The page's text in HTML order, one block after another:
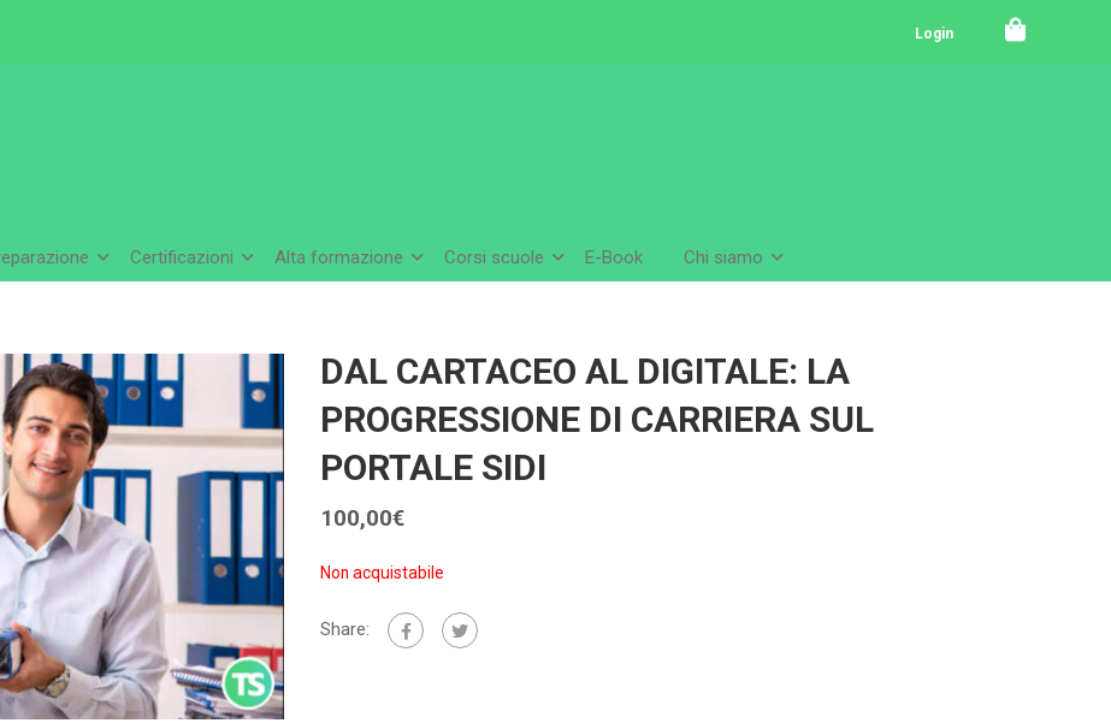
Login
Certificazioni Alta formazione Corsi scuole E-Book Chi siamo
DAL CARTACEO AL DIGITALE: LA
PROGRESSIONE DI CARRIERA SUL
PORTALE SIDI
100,00€
Non acquistabile
Share: